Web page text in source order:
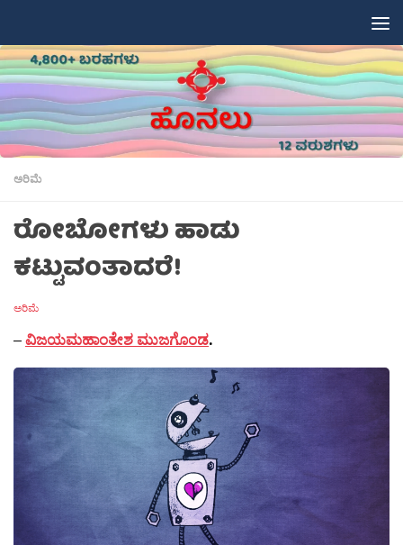
ಅರಿಮೆ
ರೋಬೋಗಳು ಹಾಡು
ಕಟ್ಟುವಂತಾದರೆ!
ಅರಿಮೆ
–ವಿಜಯಮಹಾಂತೇಶ ಮುಜಗೊಂಡ.